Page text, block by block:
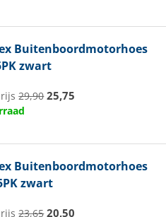
Buitenboordmotorhoes
zwart
29,90 25,75
Buitenboordmotorhoes
zwart
23,65 20,50